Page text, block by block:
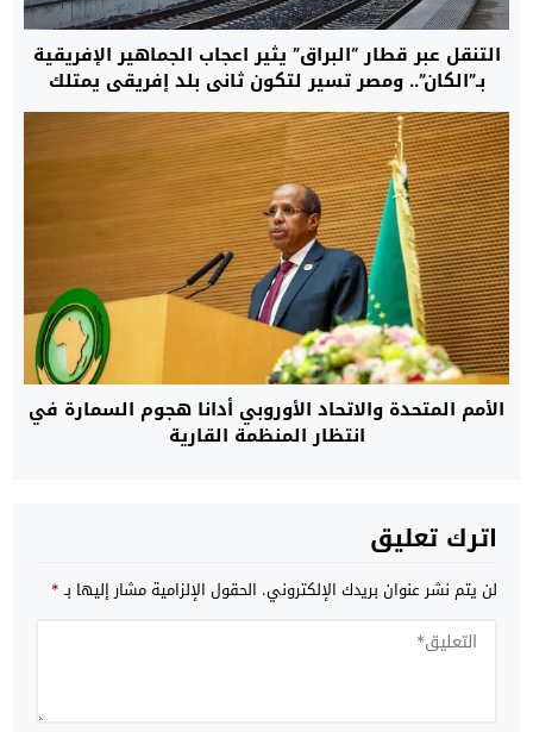
التنقل عبر قطار “البراق” يثير اعجاب الجماهير الإفريقية
بـ”الكان”.. ومصر تسير لتكون ثاني بلد إفريقي يمتلك
قطارا فائق السرعة
الأمم المتحدة والاتحاد الأوروبي أدانا هجوم السمارة في
انتظار المنظمة القارية
اترك تعليق
لن يتم نشر عنوان بريدك الإلكتروني. الحقول الإلزامية مشار إليها بـ*